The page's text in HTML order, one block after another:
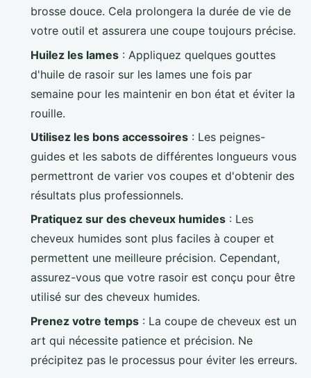
brosse douce. Cela prolongera la durée de vie de
votre outil et assurera une coupe toujours précise.
Huilez les lames : Appliquez quelques gouttes
d'huile de rasoir sur les lames une fois par
semaine pour les maintenir en bon état et éviter la
rouille.
Utilisez les bons accessoires : Les peignes-
guides et les sabots de différentes longueurs vous
permettront de varier vos coupes et d'obtenir des
résultats plus professionnels.
Pratiquez sur des cheveux humides : Les
cheveux humides sont plus faciles à couper et
permettent une meilleure précision. Cependant,
assurez-vous que votre rasoir est conçu pour être
utilisé sur des cheveux humides.
Prenez votre temps : La coupe de cheveux est un
art qui nécessite patience et précision. Ne
précipitez pas le processus pour éviter les erreurs.